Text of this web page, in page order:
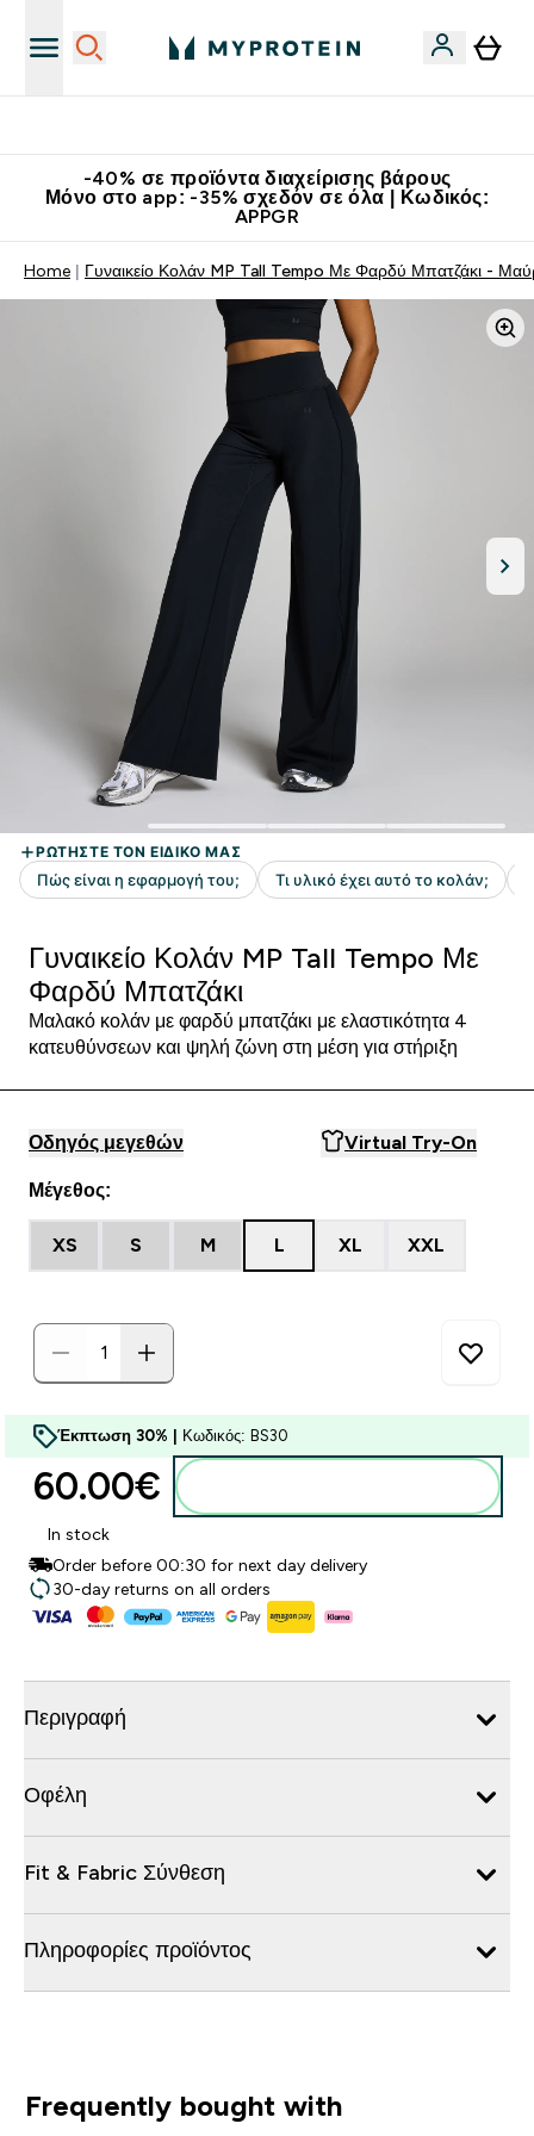
-40% σε προϊόντα διαχείρισης βάρους
Μόνο στο app: -35% σχεδόν σε όλα | Κωδικός:
APPGR
Home Γυναικείο Κολάν MP Tall Tempo Με Φαρδύ Μπατζάκι -
Γυναικείο Κολάν MP Tall Tempo Με
Φαρδύ Μπατζάκι
Μαλακό κολάν με φαρδύ μπατζάκι με ελαστικότητα 4
κατευθύνσεων και ψηλή ζώνη στη μέση για στήριξη
Οδηγός μεγεθών Virtual Try-On
Μέγεθος:
XS S M L XL XXL
Έκπτωση 30% | Κωδικός: BS30
60.00€‎
In stock
Order before 00:30 for next day delivery
30-day returns on all orders
Περιγραφή
Οφέλη
Fit & Fabric Σύνθεση
Πληροφορίες προϊόντος
Frequently bought with